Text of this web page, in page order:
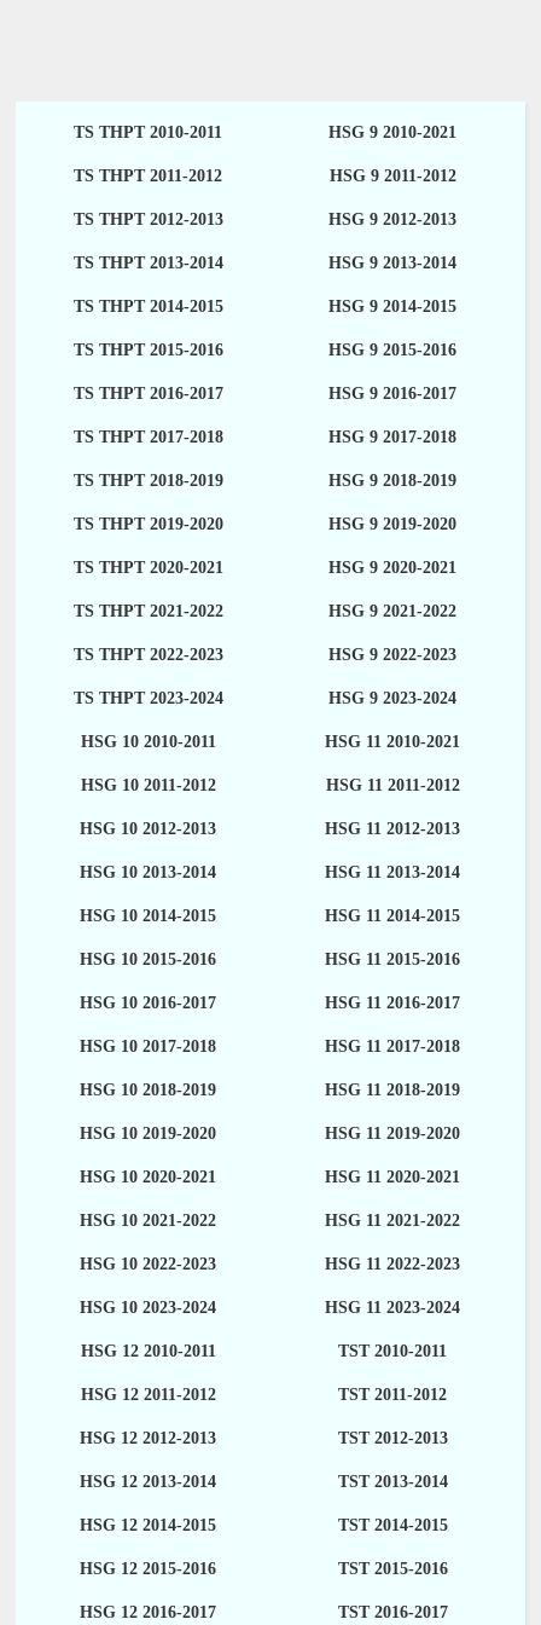
TS THPT 2010-2011 HSG 9 2010-2021
TS THPT 2011-2012 HSG 9 2011-2012
TS THPT 2012-2013 HSG 9 2012-2013
TS THPT 2013-2014 HSG 9 2013-2014
TS THPT 2014-2015 HSG 9 2014-2015
TS THPT 2015-2016 HSG 9 2015-2016
TS THPT 2016-2017 HSG 9 2016-2017
TS THPT 2017-2018 HSG 9 2017-2018
TS THPT 2018-2019 HSG 9 2018-2019
TS THPT 2019-2020 HSG 9 2019-2020
TS THPT 2020-2021 HSG 9 2020-2021
TS THPT 2021-2022 HSG 9 2021-2022
TS THPT 2022-2023 HSG 9 2022-2023
TS THPT 2023-2024 HSG 9 2023-2024
HSG 10 2010-2011 HSG 11 2010-2021
HSG 10 2011-2012 HSG 11 2011-2012
HSG 10 2012-2013 HSG 11 2012-2013
HSG 10 2013-2014 HSG 11 2013-2014
HSG 10 2014-2015 HSG 11 2014-2015
HSG 10 2015-2016 HSG 11 2015-2016
HSG 10 2016-2017 HSG 11 2016-2017
HSG 10 2017-2018 HSG 11 2017-2018
HSG 10 2018-2019 HSG 11 2018-2019
HSG 10 2019-2020 HSG 11 2019-2020
HSG 10 2020-2021 HSG 11 2020-2021
HSG 10 2021-2022 HSG 11 2021-2022
HSG 10 2022-2023 HSG 11 2022-2023
HSG 10 2023-2024 HSG 11 2023-2024
HSG 12 2010-2011 TST 2010-2011
HSG 12 2011-2012 TST 2011-2012
HSG 12 2012-2013 TST 2012-2013
HSG 12 2013-2014 TST 2013-2014
HSG 12 2014-2015 TST 2014-2015
HSG 12 2015-2016 TST 2015-2016
HSG 12 2016-2017 TST 2016-2017